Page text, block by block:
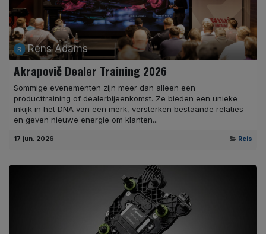
Rens Adams
Akrapovič Dealer Training 2026
Sommige evenementen zijn meer dan alleen een
producttraining of dealerbijeenkomst. Ze bieden een unieke
inkijk in het DNA van een merk, versterken bestaande relaties
en geven nieuwe energie om klanten...
17 jun. 2026 Reis